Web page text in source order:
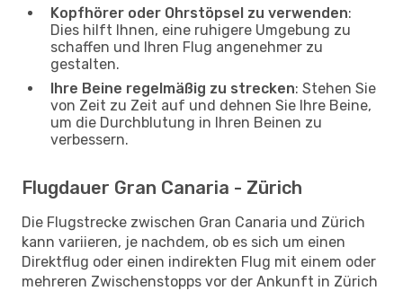
Kopfhörer oder Ohrstöpsel zu verwenden:
Dies hilft Ihnen, eine ruhigere Umgebung zu
schaffen und Ihren Flug angenehmer zu
gestalten.
Ihre Beine regelmäßig zu strecken: Stehen Sie
von Zeit zu Zeit auf und dehnen Sie Ihre Beine,
um die Durchblutung in Ihren Beinen zu
verbessern.
Flugdauer Gran Canaria - Zürich
Die Flugstrecke zwischen Gran Canaria und Zürich
kann variieren, je nachdem, ob es sich um einen
Direktflug oder einen indirekten Flug mit einem oder
mehreren Zwischenstopps vor der Ankunft in Zürich